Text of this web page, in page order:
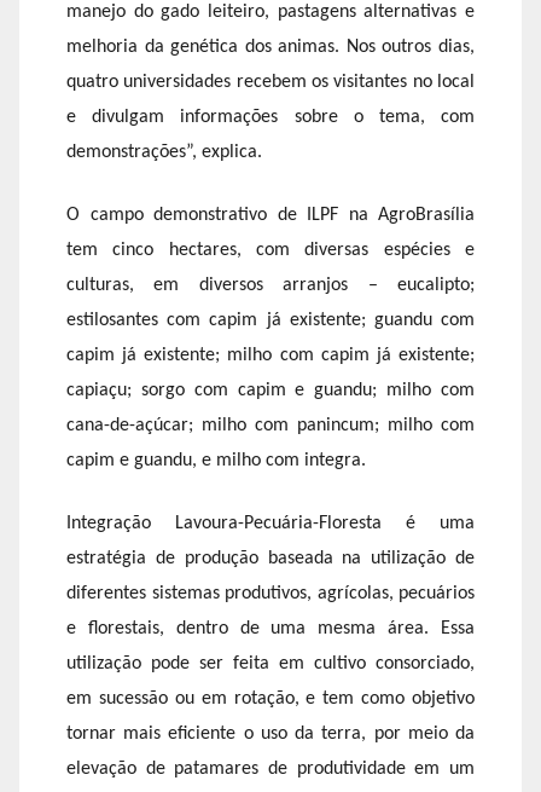
manejo do gado leiteiro, pastagens alternativas e
melhoria da genética dos animas. Nos outros dias,
quatro universidades recebem os visitantes no local
e divulgam informações sobre o tema, com
demonstrações”, explica.
O campo demonstrativo de ILPF na AgroBrasília
tem cinco hectares, com diversas espécies e
culturas, em diversos arranjos – eucalipto;
estilosantes com capim já existente; guandu com
capim já existente; milho com capim já existente;
capiaçu; sorgo com capim e guandu; milho com
cana-de-açúcar; milho com panincum; milho com
capim e guandu, e milho com integra.
Integração Lavoura-Pecuária-Floresta é uma
estratégia de produção baseada na utilização de
diferentes sistemas produtivos, agrícolas, pecuários
e florestais, dentro de uma mesma área. Essa
utilização pode ser feita em cultivo consorciado,
em sucessão ou em rotação, e tem como objetivo
tornar mais eficiente o uso da terra, por meio da
elevação de patamares de produtividade em um